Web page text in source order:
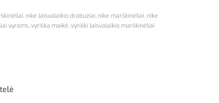
, nike laisvalaikio drabuziai, nike marškinėliai, nike
vyrams,vyriška maikė,vyriški laisvalaikio marškinėliai